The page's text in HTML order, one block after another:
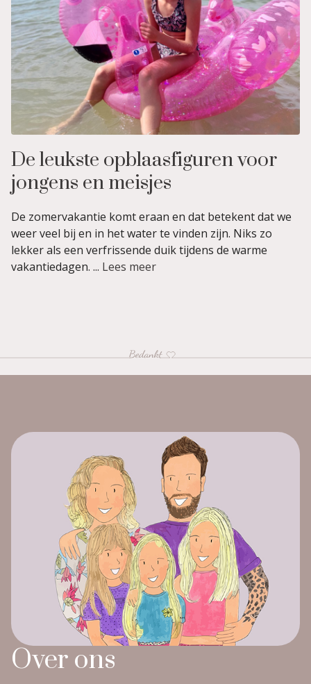
De leukste opblaasfiguren voor
jongens en meisjes
De zomervakantie komt eraan en dat betekent dat we
weer veel bij en in het water te vinden zijn. Niks zo
lekker als een verfrissende duik tijdens de warme
vakantiedagen. ... Lees meer
Over ons